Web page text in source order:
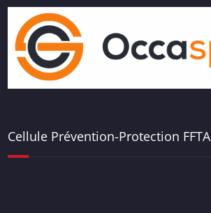
Cellule Prévention-Protection FFTA